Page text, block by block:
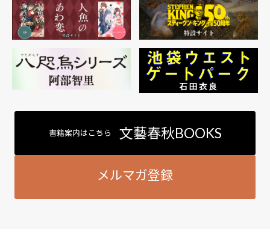
書籍案内はこちら 文藝春秋BOOKS
メルマガ登録